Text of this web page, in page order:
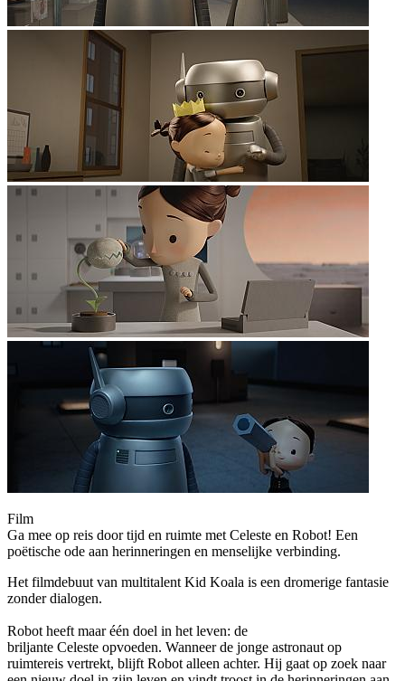
Film
Ga mee op reis door tijd en ruimte met Celeste en Robot! Een
poëtische ode aan herinneringen en menselijke verbinding.
Het filmdebuut van multitalent Kid Koala is een dromerige fantasie
zonder dialogen.
Robot heeft maar één doel in het leven: de
briljante Celeste opvoeden. Wanneer de jonge astronaut op
ruimtereis vertrekt, blijft Robot alleen achter. Hij gaat op zoek naar